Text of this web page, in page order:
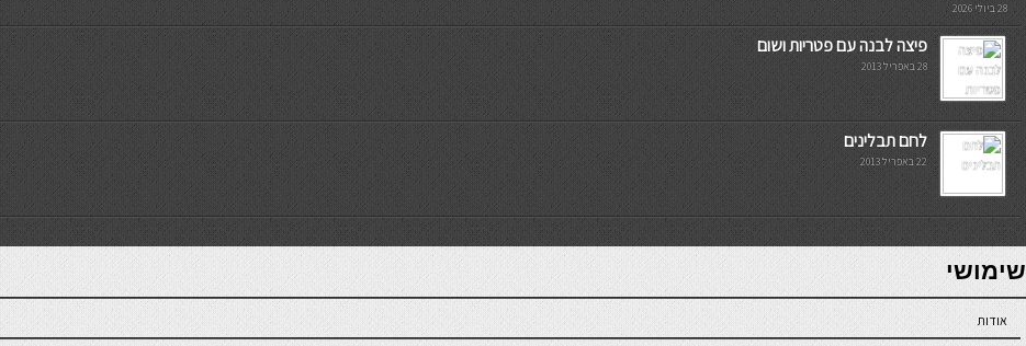
28 ביולי 2026
פיצה לבנה עם פטריות ושום
28 באפריל 2013
לחם תבלינים
22 באפריל 2013
7slots
seriöse online casinos österreich
שימושי
אודות